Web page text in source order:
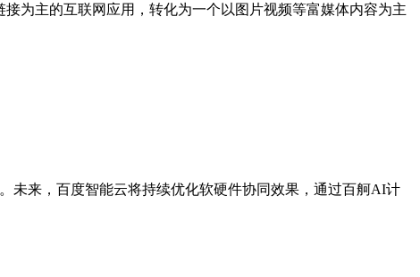
为主的互联网应用，转化为一个以图片视频等富媒体内容为主
未来，百度智能云将持续优化软硬件协同效果，通过百舸AI计